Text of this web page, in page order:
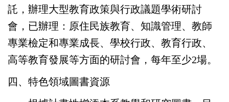
託，辦理大型教育政策與行政議題學術研討
會，已辦理：原住民族教育、知識管理、教師
專業檢定和專業成長、學校行政、教育行政、
高等教育發展等方面的研討會，每年至少2場。
四、特色領域圖書資源